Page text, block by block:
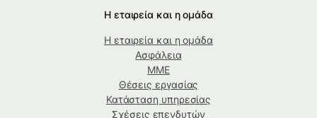
Η εταιρεία και η ομάδα
Η εταιρεία και η ομάδα
Ασφάλεια
ΜΜΕ
Θέσεις εργασίας
Κατάσταση υπηρεσίας
Σχέσεις επενδυτών